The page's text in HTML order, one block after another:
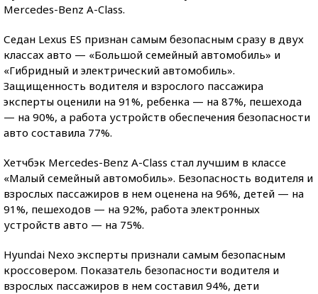
Mercedes-Benz A-Class.
Седан Lexus ES признан самым безопасным сразу в двух
классах авто — «Большой семейный автомобиль» и
«Гибридный и электрический автомобиль».
Защищенность водителя и взрослого пассажира
эксперты оценили на 91%, ребенка — на 87%, пешехода
— на 90%, а работа устройств обеспечения безопасности
авто составила 77%.
Хетчбэк Mercedes-Benz A-Class стал лучшим в классе
«Малый семейный автомобиль». Безопасность водителя и
взрослых пассажиров в нем оценена на 96%, детей — на
91%, пешеходов — на 92%, работа электронных
устройств авто — на 75%.
Hyundai Nexo эксперты признали самым безопасным
кроссовером. Показатель безопасности водителя и
взрослых пассажиров в нем составил 94%, дети